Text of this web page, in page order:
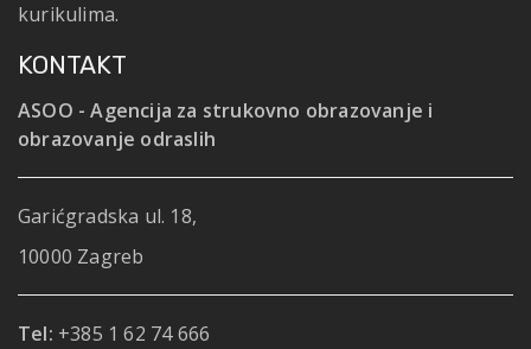
kurikulima.
KONTAKT
ASOO - Agencija za strukovno obrazovanje i
obrazovanje odraslih
Garićgradska ul. 18,
10000 Zagreb
Tel: +385 1 62 74 666